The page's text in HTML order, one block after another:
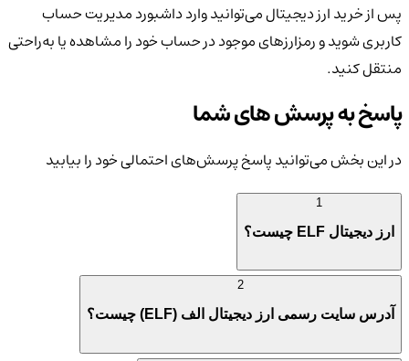
پس از خرید ارز دیجیتال می‌توانید وارد داشبورد مدیریت حساب
کاربری شوید و رمزارزهای موجود در حساب خود را مشاهده یا به‌راحتی
منتقل کنید.
پاسخ به پرسش های شما
در این بخش می‌توانید پاسخ پرسش‌های احتمالی خود را بیابید
ارز دیجیتال ELF چیست؟
آدرس سایت رسمی ارز دیجیتال الف (ELF) چیست؟